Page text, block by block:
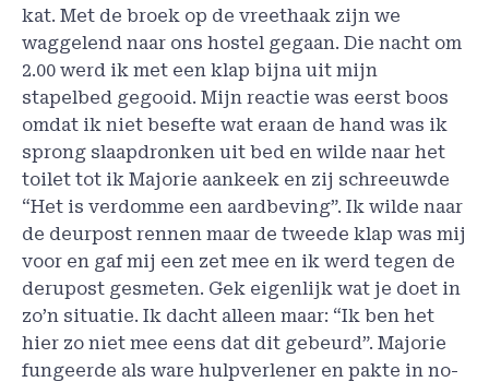
kat. Met de broek op de vreethaak zijn we
waggelend naar ons hostel gegaan. Die nacht om
2.00 werd ik met een klap bijna uit mijn
stapelbed gegooid. Mijn reactie was eerst boos
omdat ik niet besefte wat eraan de hand was ik
sprong slaapdronken uit bed en wilde naar het
toilet tot ik Majorie aankeek en zij schreeuwde
“Het is verdomme een aardbeving”. Ik wilde naar
de deurpost rennen maar de tweede klap was mij
voor en gaf mij een zet mee en ik werd tegen de
derupost gesmeten. Gek eigenlijk wat je doet in
zo’n situatie. Ik dacht alleen maar: “Ik ben het
hier zo niet mee eens dat dit gebeurd”. Majorie
fungeerde als ware hulpverlener en pakte in no-